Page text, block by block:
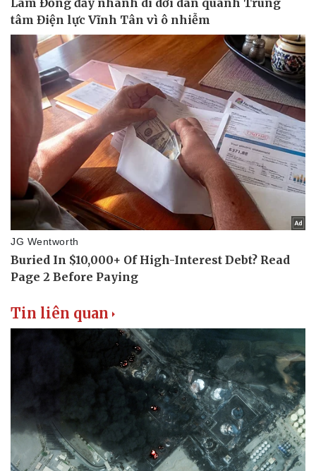
Sức khỏe
Dinh dưỡng - món ngon
Cây thuốc
Sản phụ khoa
Nhi khoa
Nam khoa
Làm đẹp - giảm cân
Phòng mạch online
Ăn sạch sống khỏe
Đời sống
Nhà đẹp
Blog
Tình yêu - Gia đình
Tin liên quan